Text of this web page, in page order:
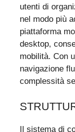
utenti di
nel modo più
piattaforma
desktop,
mobilità. Con
navigazione
complessità
Il sistema di